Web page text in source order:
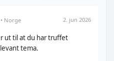
Norge 2. jun 2026
ut til at du har truffet
tema.